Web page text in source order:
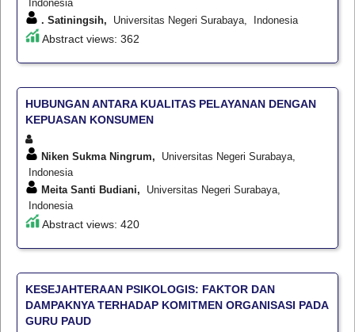
Indonesia
. Satiningsih, Universitas Negeri Surabaya, Indonesia
Abstract views: 362
HUBUNGAN ANTARA KUALITAS PELAYANAN DENGAN
KEPUASAN KONSUMEN
Niken Sukma Ningrum, Universitas Negeri Surabaya,
Indonesia
Meita Santi Budiani, Universitas Negeri Surabaya,
Indonesia
Abstract views: 420
KESEJAHTERAAN PSIKOLOGIS: FAKTOR DAN
DAMPAKNYA TERHADAP KOMITMEN ORGANISASI PADA
GURU PAUD